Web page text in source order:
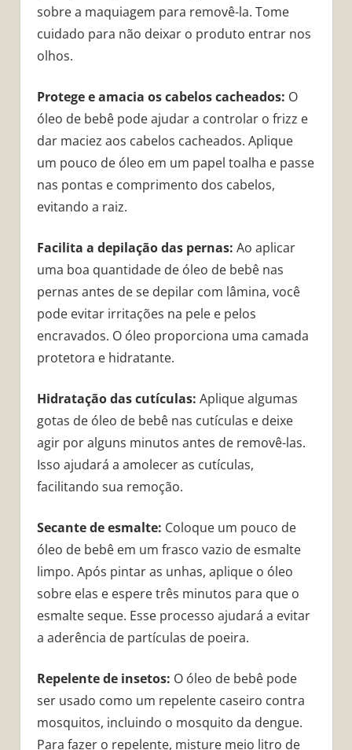
sobre a maquiagem para removê-la. Tome
cuidado para não deixar o produto entrar nos
olhos.
Protege e amacia os cabelos cacheados: O
óleo de bebê pode ajudar a controlar o frizz e
dar maciez aos cabelos cacheados. Aplique
um pouco de óleo em um papel toalha e passe
nas pontas e comprimento dos cabelos,
evitando a raiz.
Facilita a depilação das pernas: Ao aplicar
uma boa quantidade de óleo de bebê nas
pernas antes de se depilar com lâmina, você
pode evitar irritações na pele e pelos
encravados. O óleo proporciona uma camada
protetora e hidratante.
Hidratação das cutículas: Aplique algumas
gotas de óleo de bebê nas cutículas e deixe
agir por alguns minutos antes de removê-las.
Isso ajudará a amolecer as cutículas,
facilitando sua remoção.
Secante de esmalte: Coloque um pouco de
óleo de bebê em um frasco vazio de esmalte
limpo. Após pintar as unhas, aplique o óleo
sobre elas e espere três minutos para que o
esmalte seque. Esse processo ajudará a evitar
a aderência de partículas de poeira.
Repelente de insetos: O óleo de bebê pode
ser usado como um repelente caseiro contra
mosquitos, incluindo o mosquito da dengue.
Para fazer o repelente, misture meio litro de